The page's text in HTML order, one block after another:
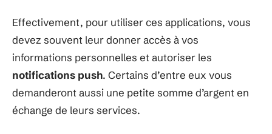
Effectivement, pour utiliser ces applications, vous
devez souvent leur donner accès à vos
informations personnelles et autoriser les
notifications push. Certains d’entre eux vous
demanderont aussi une petite somme d’argent en
échange de leurs services.